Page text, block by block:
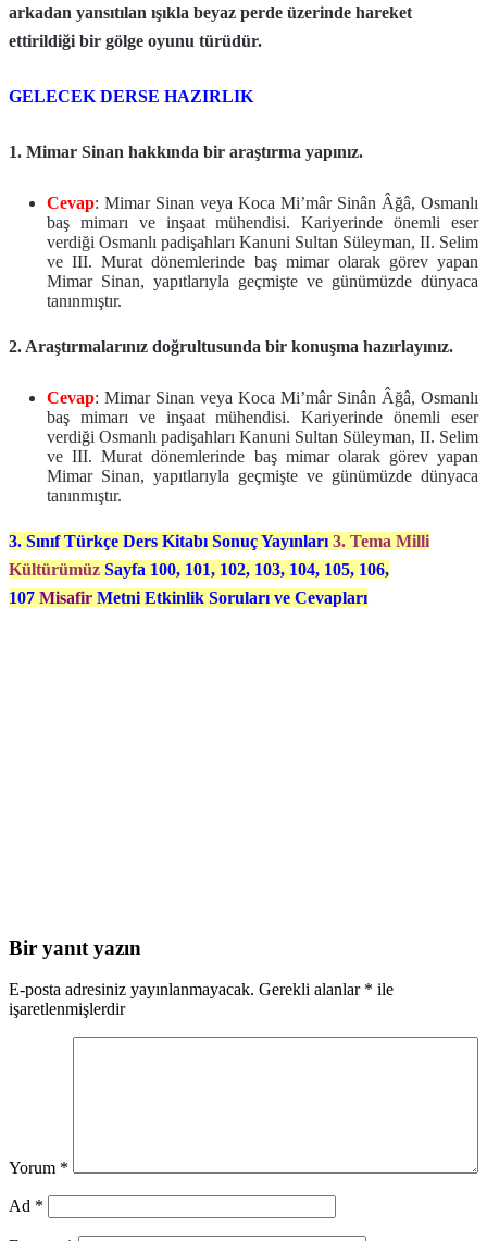
arkadan yansıtılan ışıkla beyaz perde üzerinde hareket
ettirildiği bir gölge oyunu türüdür.
GELECEK DERSE HAZIRLIK
1. Mimar Sinan hakkında bir araştırma yapınız.
Cevap: Mimar Sinan veya Koca Mi’mâr Sinân Âğâ, Osmanlı
baş mimarı ve inşaat mühendisi. Kariyerinde önemli eser
verdiği Osmanlı padişahları Kanuni Sultan Süleyman, II. Selim
ve III. Murat dönemlerinde baş mimar olarak görev yapan
Mimar Sinan, yapıtlarıyla geçmişte ve günümüzde dünyaca
tanınmıştır.
2. Araştırmalarınız doğrultusunda bir konuşma hazırlayınız.
Cevap: Mimar Sinan veya Koca Mi’mâr Sinân Âğâ, Osmanlı
baş mimarı ve inşaat mühendisi. Kariyerinde önemli eser
verdiği Osmanlı padişahları Kanuni Sultan Süleyman, II. Selim
ve III. Murat dönemlerinde baş mimar olarak görev yapan
Mimar Sinan, yapıtlarıyla geçmişte ve günümüzde dünyaca
tanınmıştır.
3. Sınıf Türkçe Ders Kitabı Sonuç Yayınları 3. Tema Milli
Kültürümüz Sayfa 100, 101, 102, 103, 104, 105, 106,
107 Misafir Metni Etkinlik Soruları ve Cevapları
Bir yanıt yazın
E-posta adresiniz yayınlanmayacak. Gerekli alanlar * ile
işaretlenmişlerdir
Yorum *
Ad *